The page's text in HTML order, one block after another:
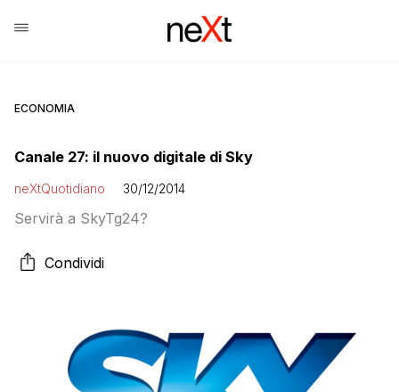
ECONOMIA
Canale 27: il nuovo digitale di Sky
neXtQuotidiano 30/12/2014
Servirà a SkyTg24?
Condividi